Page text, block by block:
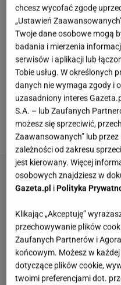
nowych rozwiązań,
poszanowaniem
szklarskich. To bardzo
która gwarantuje
Ichendorfu.
kamionka, tradycyjne
cały proces oparty jest
przez pokolenia.
chcesz wycofać zgodę
„Ustawień
Twoje dane osobowe mogą
badania i mierzenia
serwisów i aplikacji lub
Tobie usług. W określonych
danych nie wymaga zgody i
uzasadniony interes
S.A. – lub Zaufanych
możesz się sprzeciwić,
Zaawansowanych” lub
zależności od zakresu
jest kierowany. Więcej
osobowych znajdziesz w
Gazeta.pl iPolityka
Klikając „Akceptuję”
przechowywanie plików
Zaufanych Partnerów i
końcowym. Możesz w
dotyczące plików cookie,
twoimi preferencjami dot.